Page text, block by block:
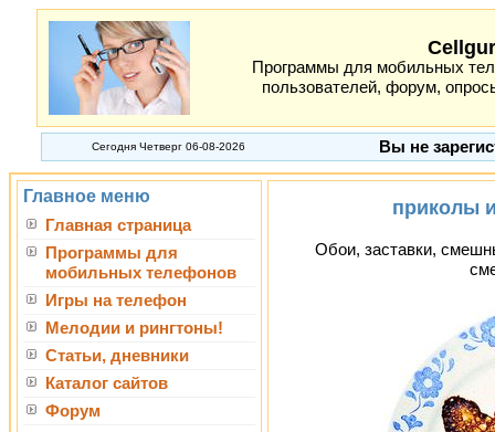
Программы для мобильных
пользователей, форум,
Сегодня Четверг 06-08-2026 Вы не
Главное меню
Главная страница
Программы для
мобильных телефонов
Игры на телефон
Мелодии и рингтоны!
Статьи, дневники
Каталог сайтов
Форум
приколы
Обои, заставки,